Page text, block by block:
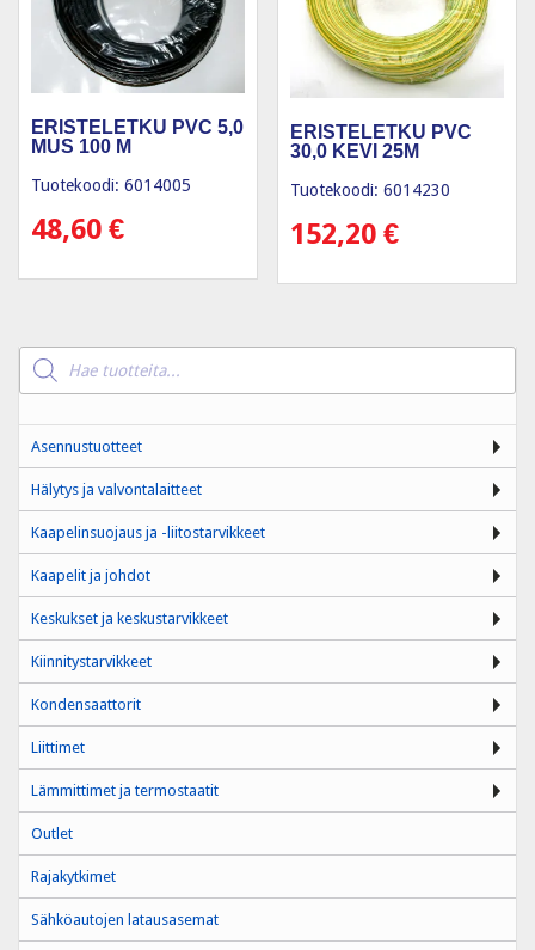
ERISTELETKU PVC 5,0
MUS 100 M
Tuotekoodi: 6014005
48,60 €
ERISTELETKU PVC
30,0 KEVI 25M
Tuotekoodi: 6014230
152,20€
Products
search
Asennustuotteet
Hälytys ja valvontalaitteet
Kaapelinsuojaus ja -liitostarvikkeet
Kaapelit ja johdot
Keskukset ja keskustarvikkeet
Kiinnitystarvikkeet
Kondensaattorit
Liittimet
Lämmittimet ja termostaatit
Outlet
Rajakytkimet
Sähköautojen latausasemat